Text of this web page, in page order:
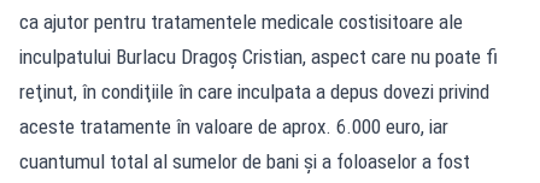
ca ajutor pentru tratamentele medicale costisitoare ale
inculpatului Burlacu Dragoş Cristian, aspect care nu poate fi
reţinut, în condiţiile în care inculpata a depus dovezi privind
aceste tratamente în valoare de aprox. 6.000 euro, iar
cuantumul total al sumelor de bani şi a foloaselor a fost